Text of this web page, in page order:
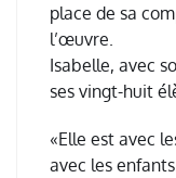
place de sa
l’œuvre.
Isabelle, avec
ses vingt-huit
«Elle est avec
avec les